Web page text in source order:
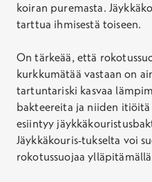
Ei Kela-korvausta
Hinta
15,00 €
Ei Kela-korvausta
koiran puremasta.
tarttua ihmisestä toiseen.
On tärkeää, että
kurkkumätää vastaan on
tartuntariski kasvaa
bakteereita ja niiden itiöitä
esiintyy
Jäykkäkouris-tukselta voi
rokotussuojaa